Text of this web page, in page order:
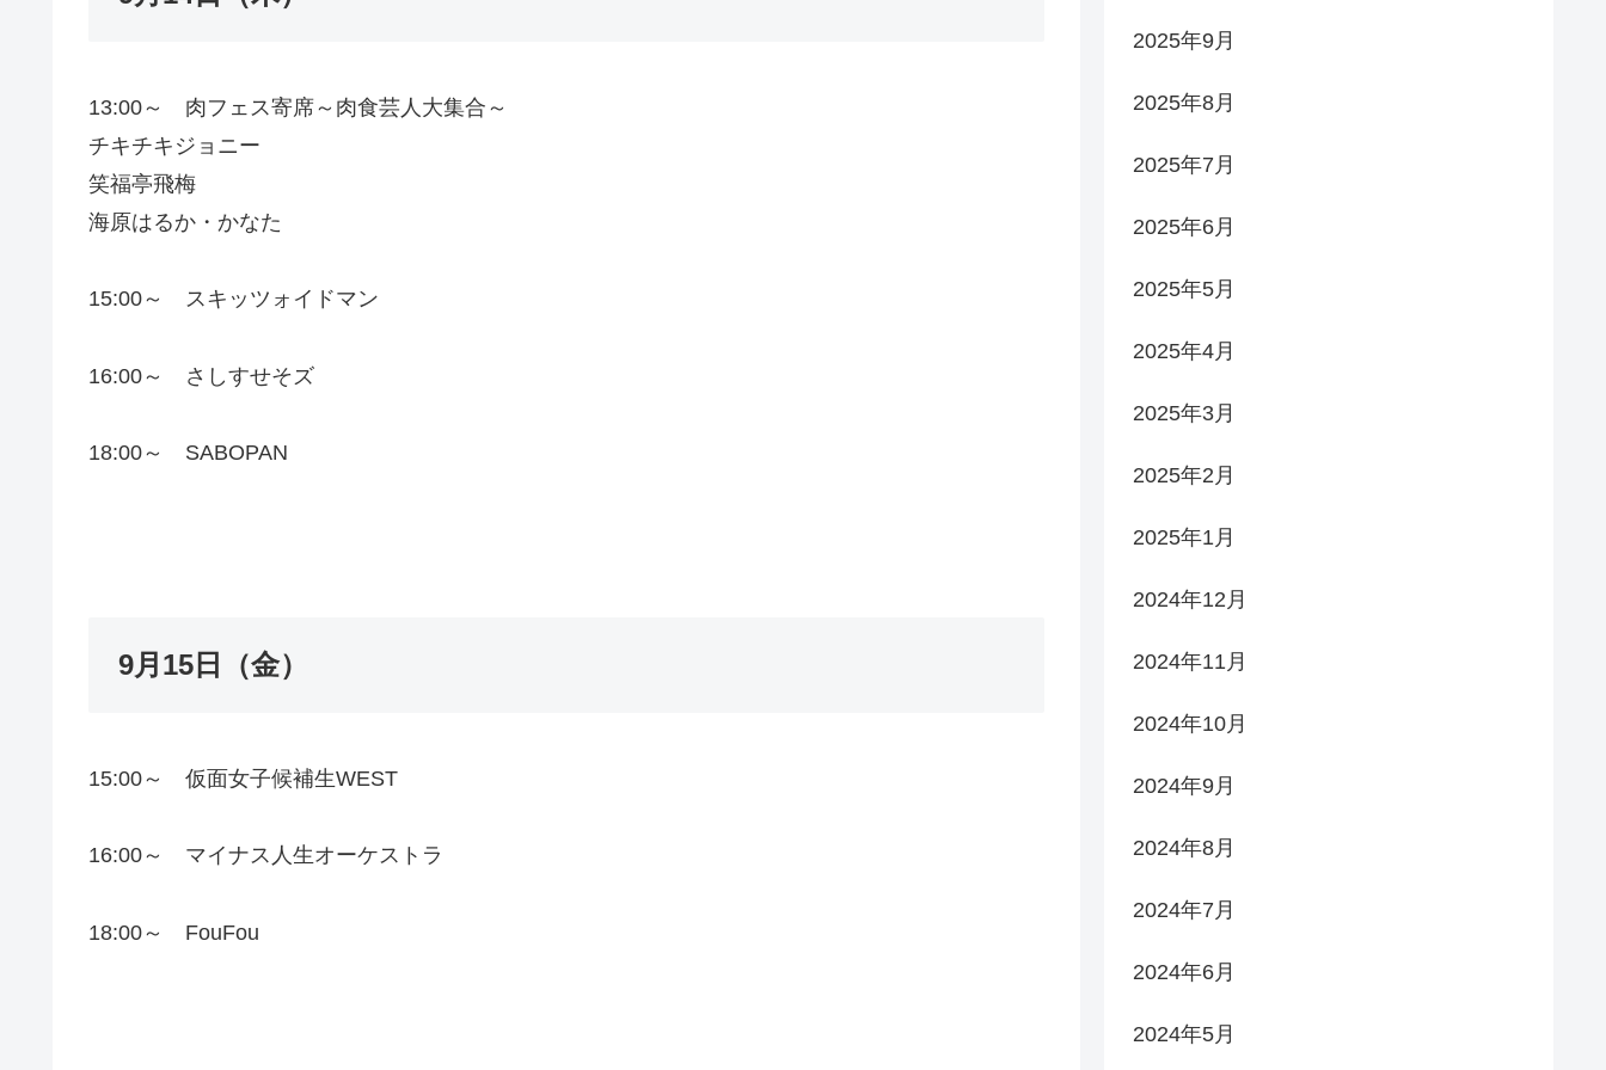
13:00～ 肉フェス寄席～肉食芸人大集合～
チキチキジョニー
笑福亭飛梅
海原はるか・かなた
15:00～ スキッツォイドマン
16:00～ さしすせそズ
18:00～ SABOPAN
9月15日（金）
15:00～ 仮面女子候補生WEST
16:00～ マイナス人生オーケストラ
18:00～ FouFou
2025年9月
2025年8月
2025年7月
2025年6月
2025年5月
2025年4月
2025年3月
2025年2月
2025年1月
2024年12月
2024年11月
2024年10月
2024年9月
2024年8月
2024年7月
2024年6月
2024年5月